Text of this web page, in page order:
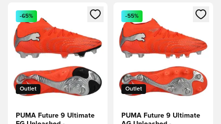
Öppnar en Modal för att logga in eller registrera dig som
Outlet
-65%
PUMA Future 9 Ultimate
Öppnar en Modal för att
Outlet
-55%
PUMA Future 9 Ultimate